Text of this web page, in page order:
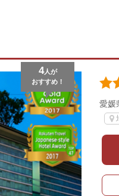
4人が
おすすめ！
愛媛